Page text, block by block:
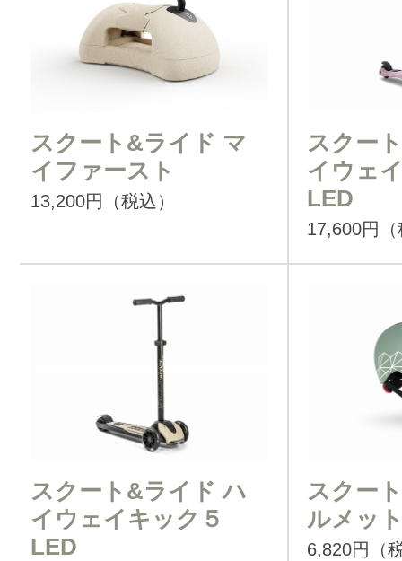
スクート&ライド マ
イファースト
13,200円（税込）
スクー
イウェ
LED
17,600円
スクート&ライド ハ
イウェイキック５
LED
スクー
ルメッ
6,820円（